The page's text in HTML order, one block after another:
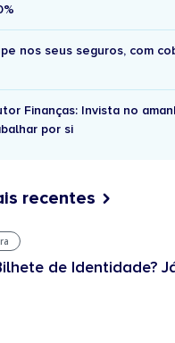
nos seus seguros, com
Finanças: Invista no
por si
recentes
de Identidade?